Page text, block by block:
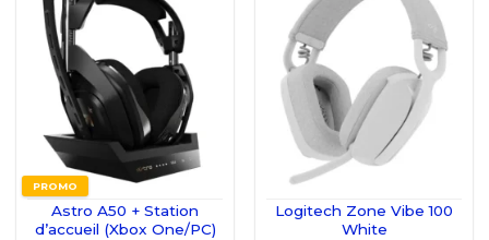
PROMO
Astro A50 + Station
d’accueil (Xbox One/PC)
Logitech Zone Vibe 100
White